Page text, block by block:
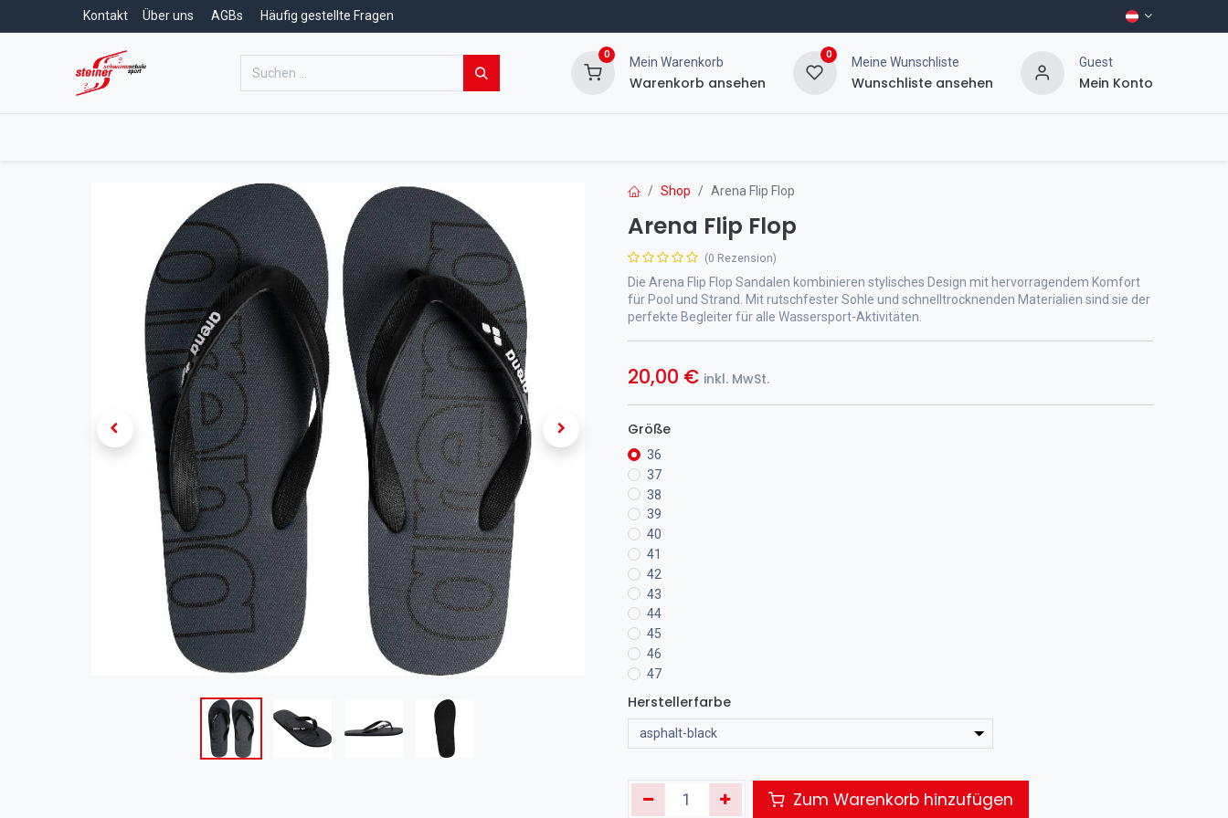
Kontakt Über uns AGBs Häufig gestellte Fragen
0
Mein Warenkorb
Warenkorb ansehen
0
Meine Wunschliste
Wunschliste ansehen
Guest
Mein Konto
Shop Arena Flip Flop
Arena Flip Flop
(0 Rezension)
Die Arena Flip Flop Sandalen kombinieren stylisches Design mit hervorragendem Komfort
für Pool und Strand. Mit rutschfester Sohle und schnelltrocknenden Materialien sind sie der
perfekte Begleiter für alle Wassersport-Aktivitäten.
20,00 € inkl. MwSt.
Größe
36
37
38
39
40
41
42
43
44
45
46
47
Herstellerfarbe
Zum Warenkorb hinzufügen